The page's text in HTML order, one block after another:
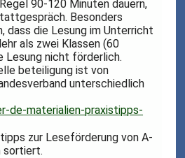
90-120 Minuten dauern,
Besonders
dass die Lesung im Unterricht
als zwei Klassen (60
Lesung nicht förderlich.
beteiligung ist von
unterschiedlich
de-materialien-praxistipps-
zur Leseförderung von A-
sortiert.